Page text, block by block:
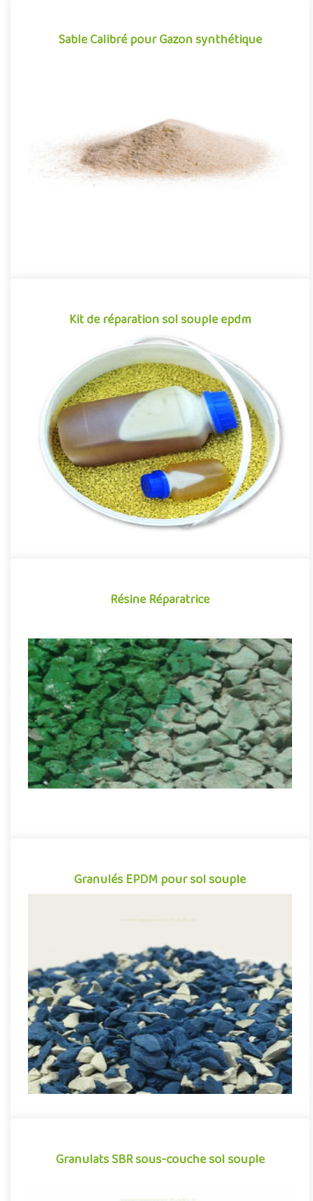
Sable Calibré pour Gazon synthétique
Sable calibré, nettoyé pour gazon synthétique.Sable normé pour
les terrains sportifs.Livraison sur toute la France en sac de ..
Sac ou Big Bag
Kit de réparation sol souple epdm
Kit de réparation sol souple epdm
Kit de réparation pour sol souple coulé permettant d'effectuer
de petites reprises sur les sols amortissants synthétiques des..
Résine Réparatrice
Résine Réparatrice
Notre kit permet de redonner de la couleur et de la résistance à
vos vieux sols de sécurité.Idéal pour prolonger votre sol de..
Granulés EPDM pour sol souple
Granulés de caoutchouc EPDM pour la réalisation des sols
souples amortissants des aires de jeux et aménagements
sportifs. Gra..
Sac de 25 kg
Granulats SBR sous-couche sol souple